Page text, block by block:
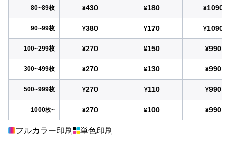
80~89枚 ¥430 ¥180 ¥1090
90~99枚 ¥380 ¥170 ¥1090
100~299枚 ¥270 ¥150 ¥990
300~499枚 ¥270 ¥130 ¥990
500~999枚 ¥270 ¥110 ¥990
1000枚~ ¥270 ¥100 ¥990
フルカラー印刷 単色印刷